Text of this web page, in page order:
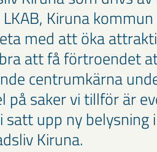
Kiruna kommun
med att öka
att få förtroendet
centrumkärna
på saker vi tillför är
upp ny belysning
Kiruna.